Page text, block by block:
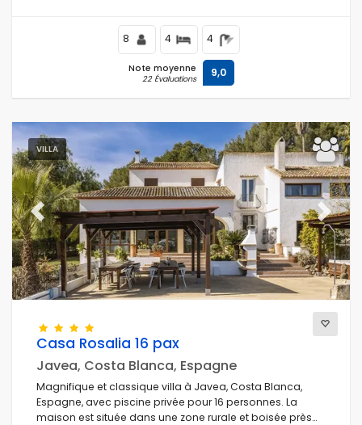
8 4 4
Note moyenne
22 Évaluations 9,0
VILLA
Previous Next
Casa Rosalia 16 pax
Javea, Costa Blanca, Espagne
Magnifique et classique villa à Javea, Costa Blanca,
Espagne, avec piscine privée pour 16 personnes. La
maison est située dans une zone rurale et boisée près